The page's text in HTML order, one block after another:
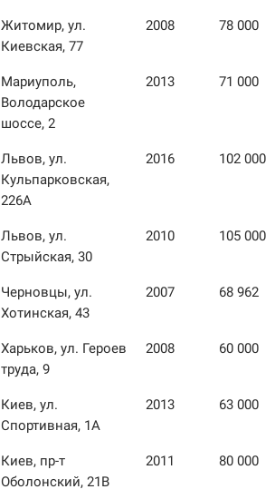
Житомир, ул.
Киевская, 77
2008 78 000
Мариуполь,
Володарское
шоссе, 2
2013 71 000
Львов, ул.
Кульпарковская,
226А
2016 102 000
Львов, ул.
Стрыйская, 30
2010 105 000
Черновцы, ул.
Хотинская, 43
2007 68 962
Харьков, ул. Героев
труда, 9
2008 60 000
Киев, ул.
Спортивная, 1А
2013 63 000
Киев, пр-т
Оболонский, 21В
2011 80 000